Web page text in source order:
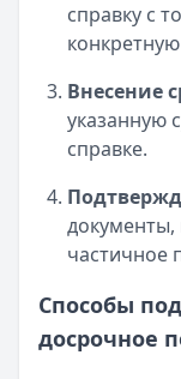
справку с
конкретную
Внесение
указанную
справке.
частичное
Способы
досрочное